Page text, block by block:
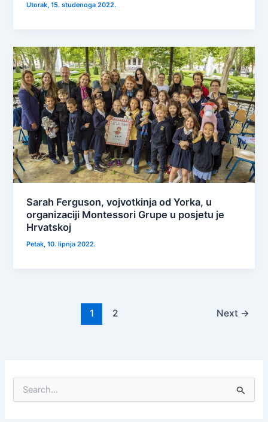
Utorak, 15. studenoga 2022.
Sarah Ferguson, vojvotkinja od Yorka, u
organizaciji Montessori Grupe u posjetu je
Hrvatskoj
Petak, 10. lipnja 2022.
1 2 Next →